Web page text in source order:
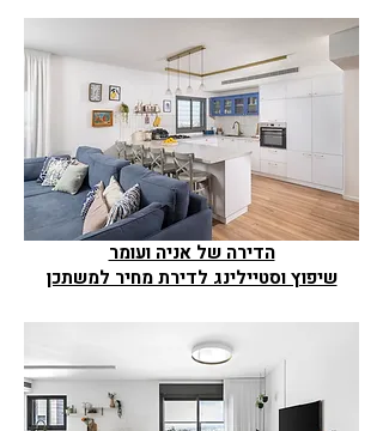
הדירה של אניה ועומר
שיפוץ וסטיילינג לדירת מחיר למשתכן